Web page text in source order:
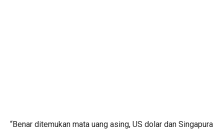
“Benar ditemukan mata uang asing, US dolar dan Singapura